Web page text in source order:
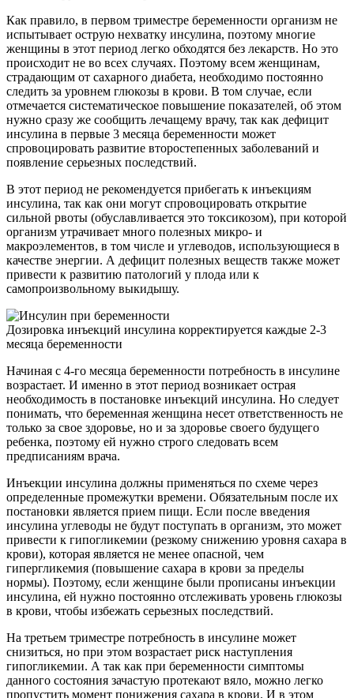
Как правило, в первом триместре беременности организм не
испытывает острую нехватку инсулина, поэтому многие
женщины в этот период легко обходятся без лекарств. Но это
происходит не во всех случаях. Поэтому всем женщинам,
страдающим от сахарного диабета, необходимо постоянно
следить за уровнем глюкозы в крови. В том случае, если
отмечается систематическое повышение показателей, об этом
нужно сразу же сообщить лечащему врачу, так как дефицит
инсулина в первые 3 месяца беременности может
спровоцировать развитие второстепенных заболеваний и
появление серьезных последствий.
В этот период не рекомендуется прибегать к инъекциям
инсулина, так как они могут спровоцировать открытие
сильной рвоты (обуславливается это токсикозом), при которой
организм утрачивает много полезных микро- и
макроэлементов, в том числе и углеводов, использующиеся в
качестве энергии. А дефицит полезных веществ также может
привести к развитию патологий у плода или к
самопроизвольному выкидышу.
Дозировка инъекций инсулина корректируется каждые 2-3
месяца беременности
Начиная с 4-го месяца беременности потребность в инсулине
возрастает. И именно в этот период возникает острая
необходимость в постановке инъекций инсулина. Но следует
понимать, что беременная женщина несет ответственность не
только за свое здоровье, но и за здоровье своего будущего
ребенка, поэтому ей нужно строго следовать всем
предписаниям врача.
Инъекции инсулина должны применяться по схеме через
определенные промежутки времени. Обязательным после их
постановки является прием пищи. Если после введения
инсулина углеводы не будут поступать в организм, это может
привести к гипогликемии (резкому снижению уровня сахара в
крови), которая является не менее опасной, чем
гипергликемия (повышение сахара в крови за пределы
нормы). Поэтому, если женщине были прописаны инъекции
инсулина, ей нужно постоянно отслеживать уровень глюкозы
в крови, чтобы избежать серьезных последствий.
На третьем триместре потребность в инсулине может
снизиться, но при этом возрастает риск наступления
гипогликемии. А так как при беременности симптомы
данного состояния зачастую протекают вяло, можно легко
пропустить момент понижения сахара в крови. И в этом